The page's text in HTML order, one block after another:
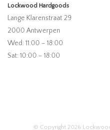
Lockwood Hardgoods
Lange Klarenstraat 29
2000 Antwerpen
Wed: 11:00 – 18:00
Sat: 10:00 – 18:00
© Copyright 2026